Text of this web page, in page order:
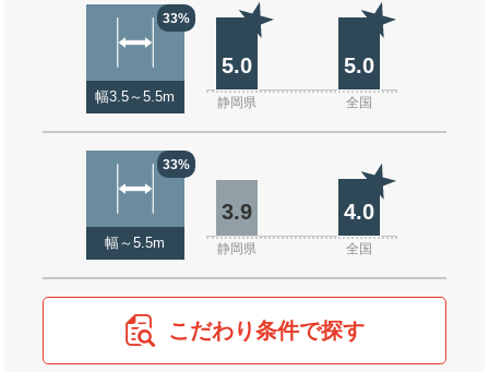
33%
幅3.5～5.5m
5.0 5.0
静岡県 全国
33%
幅～5.5m
3.9 4.0
静岡県 全国
こだわり条件で探す